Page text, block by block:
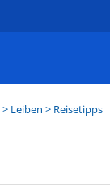
> Leiben > Reisetipps